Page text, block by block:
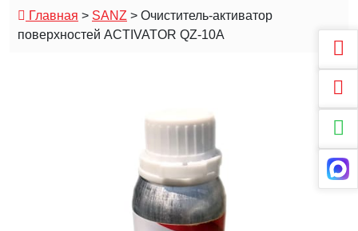
Главная > SANZ > Очиститель-активатор
поверхностей ACTIVATOR QZ-10A